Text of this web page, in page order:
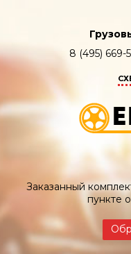
8 (495) 669-
Заказанный
пункте